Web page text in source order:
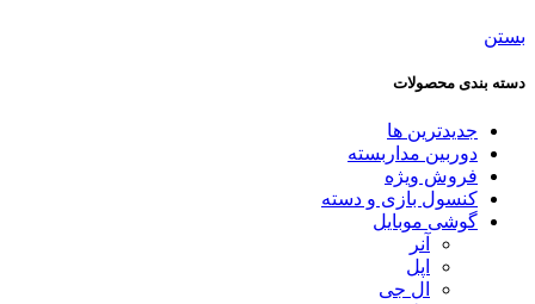
بستن
دسته بندی محصولات
جدیدترین ها
دوربین مداربسته
فروش ویژه
کنسول بازی و دسته
گوشی موبایل
آنر
اپل
ال جی